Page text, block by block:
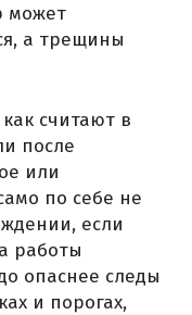
может
а трещины
считают в
после
или
по себе не
если
работы
опаснее следы
и порогах,